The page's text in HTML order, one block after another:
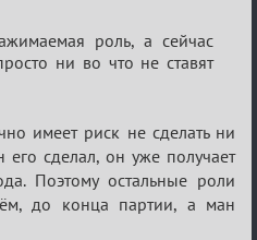
роль, а сейчас
ни во что не ставят
имеет риск не сделать ни
его сделал, он уже получает
Поэтому остальные роли
до конца партии, а ман